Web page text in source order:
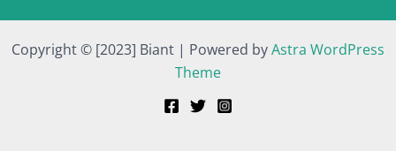
Copyright © [2023] Biant | Powered byAstra WordPress
Theme